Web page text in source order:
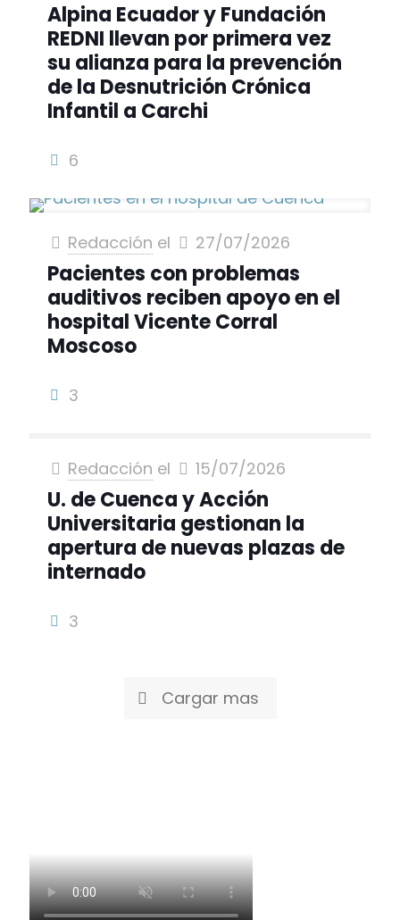
Alpina Ecuador y Fundación
REDNI llevan por primera vez
su alianza para la prevención
de la Desnutrición Crónica
Infantil a Carchi
6
Redacción el 27/07/2026
Pacientes con problemas
auditivos reciben apoyo en el
hospital Vicente Corral
Moscoso
3
Redacción el 15/07/2026
U. de Cuenca y Acción
Universitaria gestionan la
apertura de nuevas plazas de
internado
3
Cargar mas